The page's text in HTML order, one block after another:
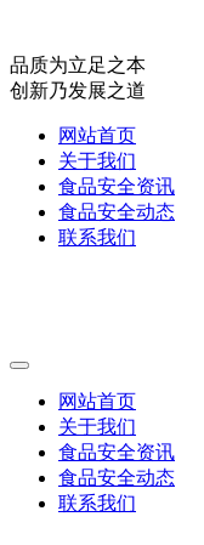
品质为立足之本
创新乃发展之道
网站首页
关于我们
食品安全资讯
食品安全动态
联系我们
网站首页
关于我们
食品安全资讯
食品安全动态
联系我们